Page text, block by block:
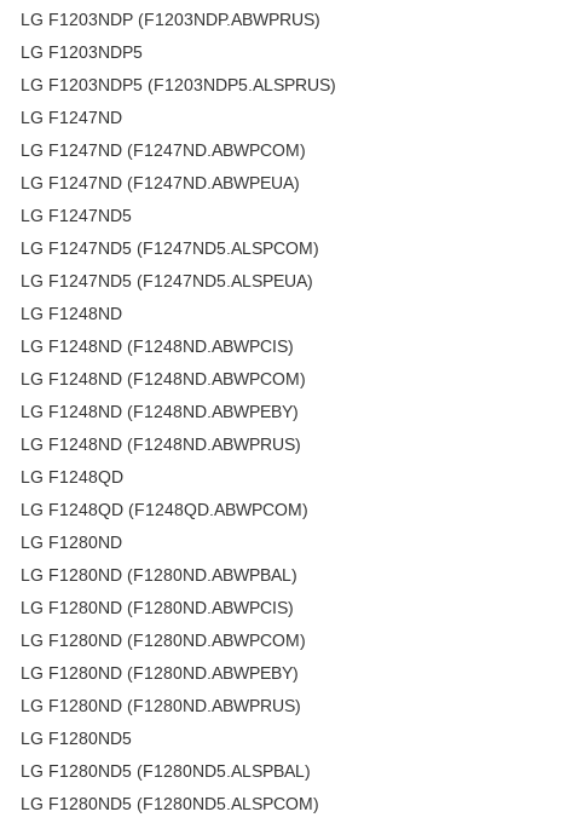
LG F1203NDP (F1203NDP.ABWPRUS)
LG F1203NDP5
LG F1203NDP5 (F1203NDP5.ALSPRUS)
LG F1247ND
LG F1247ND (F1247ND.ABWPCOM)
LG F1247ND (F1247ND.ABWPEUA)
LG F1247ND5
LG F1247ND5 (F1247ND5.ALSPCOM)
LG F1247ND5 (F1247ND5.ALSPEUA)
LG F1248ND
LG F1248ND (F1248ND.ABWPCIS)
LG F1248ND (F1248ND.ABWPCOM)
LG F1248ND (F1248ND.ABWPEBY)
LG F1248ND (F1248ND.ABWPRUS)
LG F1248QD
LG F1248QD (F1248QD.ABWPCOM)
LG F1280ND
LG F1280ND (F1280ND.ABWPBAL)
LG F1280ND (F1280ND.ABWPCIS)
LG F1280ND (F1280ND.ABWPCOM)
LG F1280ND (F1280ND.ABWPEBY)
LG F1280ND (F1280ND.ABWPRUS)
LG F1280ND5
LG F1280ND5 (F1280ND5.ALSPBAL)
LG F1280ND5 (F1280ND5.ALSPCOM)